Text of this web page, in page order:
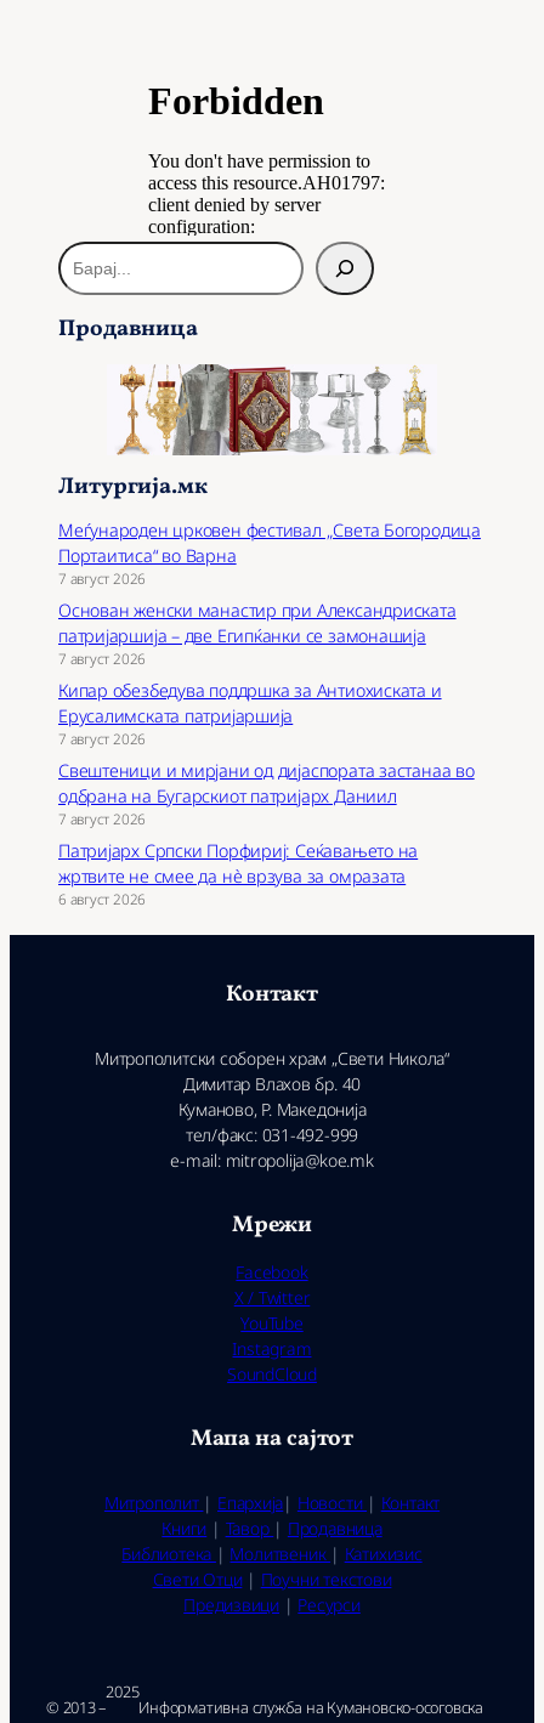
Б
а
а
Продавница
Литургија.мк
Меѓународен црковен фестивал „Света Богородица
Портаитиса“ во Варна
7 август 2026
Основан женски манастир при Александриската
патријаршија – две Египќанки се замонашија
7 август 2026
Кипар обезбедува поддршка за Антиохиската и
Ерусалимската патријаршија
7 август 2026
Свештеници и мирјани од дијаспората застанаа во
одбрана на Бугарскиот патријарх Даниил
7 август 2026
Патријарх Српски Порфириј: Сеќавањето на
жртвите не смее да нѐ врзува за омразата
6 август 2026
Контакт
Митрополитски соборен храм „Свети Никола“
Димитар Влахов бр. 40
Куманово, Р. Македонија
тел/факс: 031-492-999
e-mail: mitropolija@koe.mk
Мрежи
Facebook
X / Twitter
YouTube
Instagram
SoundCloud
Мапа на сајтот
Митрополит | Епархија| Новости | Контакт
Книги | Тавор | Продавница
Библиотека | Молитвеник | Катихизис
Свети Отци| Поучни текстови
Предизвици | Ресурси
© 2013 –
2025
Ин­фор­ма­тив­на служ­ба на Ку­ма­нов­ско-осо­гов­ска